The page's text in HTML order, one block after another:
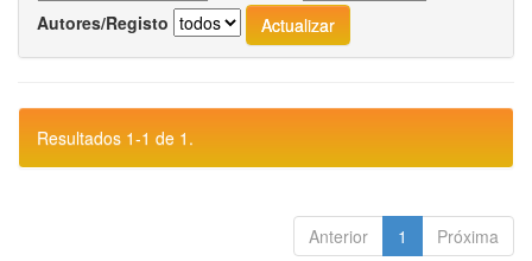
Autores/Registo
Resultados 1-1 de 1.
Anterior 1 Próxima